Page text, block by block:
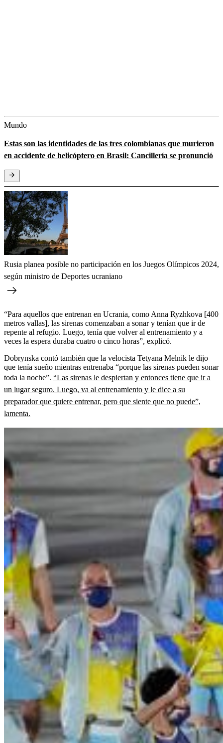
Mundo
Estas son las identidades de las tres colombianas que murieron
en accidente de helicóptero en Brasil: Cancillería se pronunció
Rusia planea posible no participación en los Juegos Olímpicos 2024,
según ministro de Deportes ucraniano
“Para aquellos que entrenan en Ucrania, como Anna Ryzhkova [400
metros vallas], las sirenas comenzaban a sonar y tenían que ir de
repente al refugio. Luego, tenía que volver al entrenamiento y a
veces la espera duraba cuatro o cinco horas”, explicó.
Dobrynska contó también que la velocista Tetyana Melnik le dijo
que tenía sueño mientras entrenaba “porque las sirenas pueden sonar
toda la noche”. “Las sirenas le despiertan y entonces tiene que ir a
un lugar seguro. Luego, va al entrenamiento y le dice a su
preparador que quiere entrenar, pero que siente que no puede”,
lamenta.